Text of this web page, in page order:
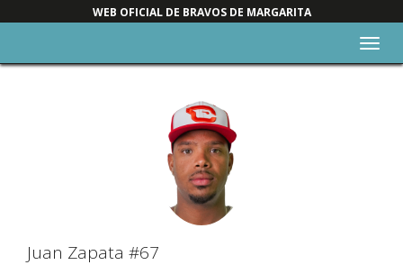
WEB OFICIAL DE BRAVOS DE MARGARITA
Juan Zapata #67